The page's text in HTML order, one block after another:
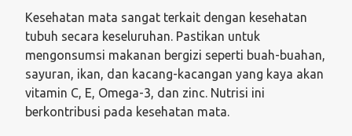
Kesehatan mata sangat terkait dengan kesehatan
tubuh secara keseluruhan. Pastikan untuk
mengonsumsi makanan bergizi seperti buah-buahan,
sayuran, ikan, dan kacang-kacangan yang kaya akan
vitamin C, E, Omega-3, dan zinc. Nutrisi ini
berkontribusi pada kesehatan mata.